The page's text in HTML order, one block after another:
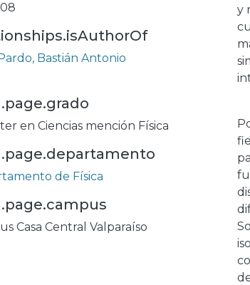
Bastián Antonio
en Ciencias mención Física
de Física
Casa Central Valparaíso
y